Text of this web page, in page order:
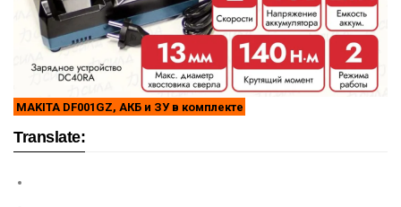
MAKITA DF001GZ, АКБ и ЗУ в комплекте
Translate: